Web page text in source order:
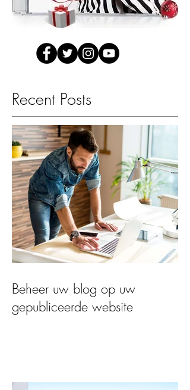
Recent Posts
Beheer uw blog op uw
gepubliceerde website